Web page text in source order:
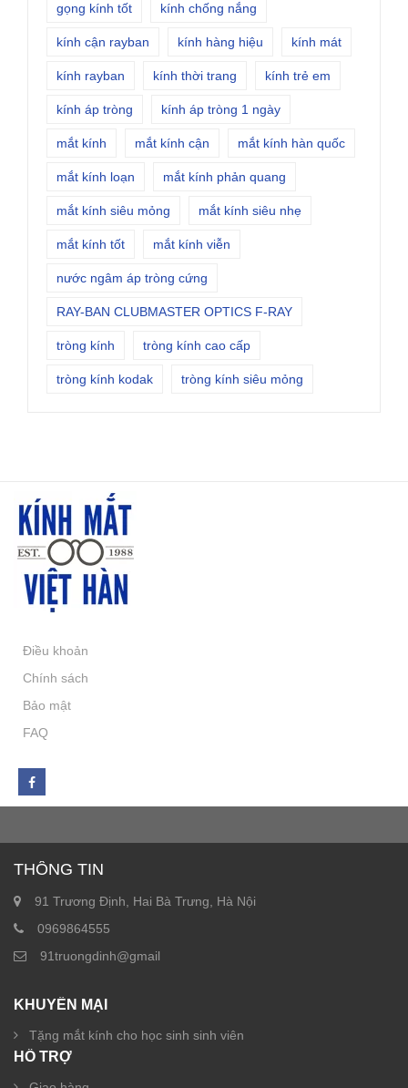
gọng kính tốt kính chống nắng
kính cận rayban kính hàng hiệu kính mát
kính rayban kính thời trang kính trẻ em
kính áp tròng kính áp tròng 1 ngày
mắt kính mắt kính cận mắt kính hàn quốc
mắt kính loạn mắt kính phản quang
mắt kính siêu mỏng mắt kính siêu nhẹ
mắt kính tốt mắt kính viễn
nước ngâm áp tròng cứng
RAY-BAN CLUBMASTER OPTICS F-RAY
tròng kính tròng kính cao cấp
tròng kính kodak tròng kính siêu mỏng
Điều khoản
Chính sách
Bảo mật
FAQ
THÔNG TIN
91 Trương Định, Hai Bà Trưng, Hà Nội
0969864555
91truongdinh@gmail
KHUYẾN MẠI
Tặng mắt kính cho học sinh sinh viên
HỖ TRỢ